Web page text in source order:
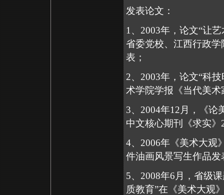
发表论文：
1 、 2003年，论文“让
省委党校、江西行政
表；
2、 2003年，论文“科
术学院学报《当代美术
3、 2004年12 月，《论
中文核心期刊《求实》
4、 2006年《美术大观
件油画风景写生作品发
5、 2008年6 月，省级
质教育”在《美术大观